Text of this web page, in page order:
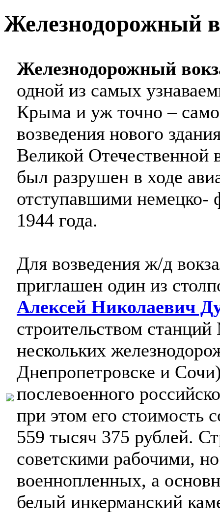
Железнодорожный
Железнодорожный
одной из самых
Крыма и уж точно –
возведения нового
Великой Отечественной
был разрушен в ходе
отступавшими немецко-
1944 года.
Для возведения ж/д
приглашен один из
Алексей Николаевич
строительством
нескольких
Днепропетровске и
послевоенного
при этом его стоимость
559 тысяч 375 рублей.
советскими рабочими,
военнопленных, а
белый инкерманский